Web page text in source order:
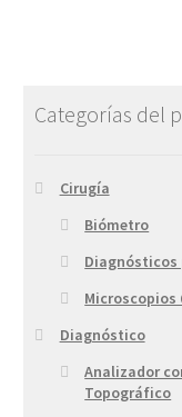
Categorías del
Cirugía
Biómetro
Microscopios
Diagnóstico
Analizador
Topográfico